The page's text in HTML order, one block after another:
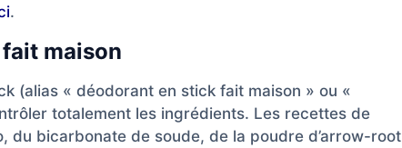
.
maison
(alias « déodorant en stick fait maison » ou «
totalement les ingrédients. Les recettes de
du bicarbonate de soude, de la poudre d’arrow-root